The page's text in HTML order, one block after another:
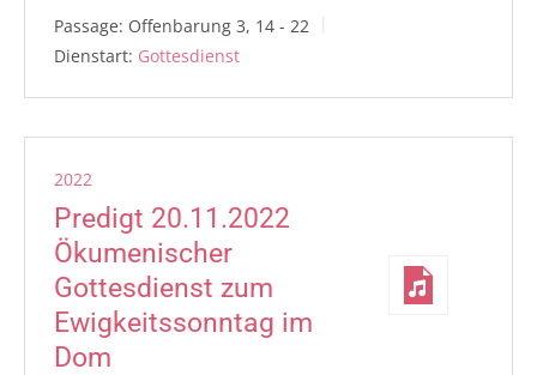
Passage: Offenbarung 3, 14 - 22
Dienstart: Gottesdienst
2022
Predigt 20.11.2022
Ökumenischer
Gottesdienst zum
Ewigkeitssonntag im
Dom